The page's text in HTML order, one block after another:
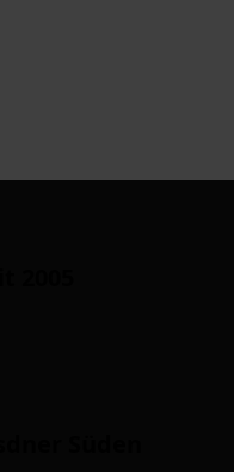
Stadtbezirksbeirates
des